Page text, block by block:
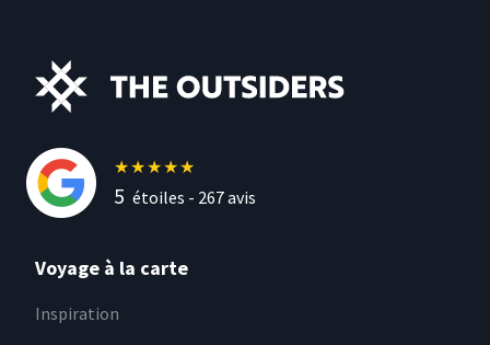
★★★★★
5 étoiles - 267avis
Voyage à la carte
Inspiration